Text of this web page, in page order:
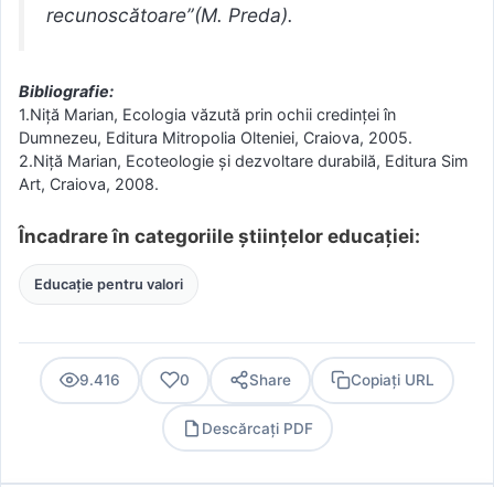
recunoscătoare”(M. Preda).
Bibliografie:
1.Niţă Marian, Ecologia văzută prin ochii credinţei în
Dumnezeu, Editura Mitropolia Olteniei, Craiova, 2005.
2.Niţă Marian, Ecoteologie şi dezvoltare durabilă, Editura Sim
Art, Craiova, 2008.
Încadrare în categoriile științelor educației:
Educație pentru valori
9.416 0 Share Copiați URL
Descărcați PDF